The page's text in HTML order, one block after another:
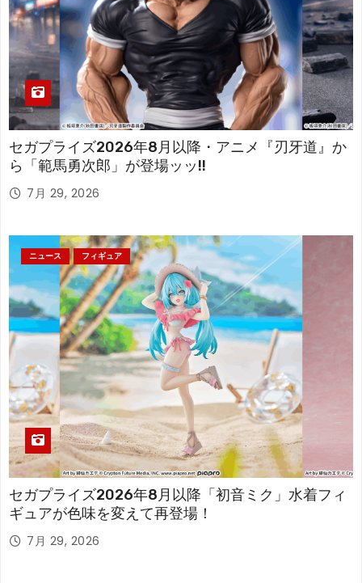
セガプライズ2026年8月以降・アニメ『刃牙道』か
ら「範馬勇次郎」が登場ッッ!!
7月 29, 2026
ニュース フィギュア
セガプライズ2026年8月以降「初音ミク」水着フィ
ギュアが色味を変えて再登場！
7月 29, 2026